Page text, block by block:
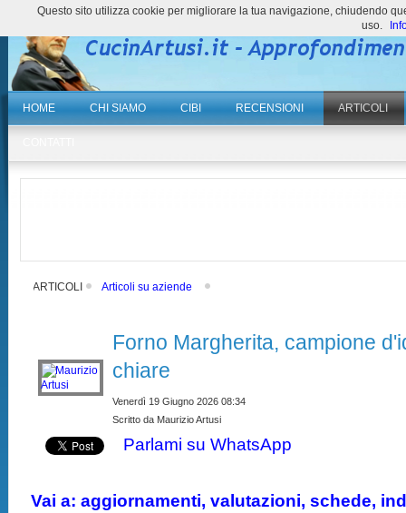
HOME CHI SIAMO CIBI RECENSIONI ARTICOLI
ARTICOLI Articoli su aziende
Forno Margherita, campione
chiare
Venerdì 19 Giugno 2026 08:34
Scritto da Maurizio Artusi
Parlami su WhatsApp
Vai a: aggiornamenti, valutazioni, schede,
Questo sito utilizza cookie per migliorare la tua navigazione, chiudendo
uso.